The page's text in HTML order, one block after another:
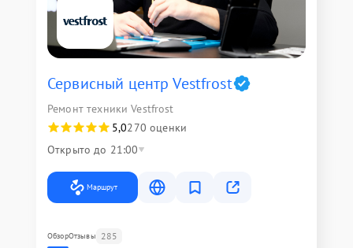
Сервисный центр Vestfrost
Ремонт техники Vestfrost
5,0270 оценки
Открыто до 21:00
Маршрут
ОбзорОтзывы 285